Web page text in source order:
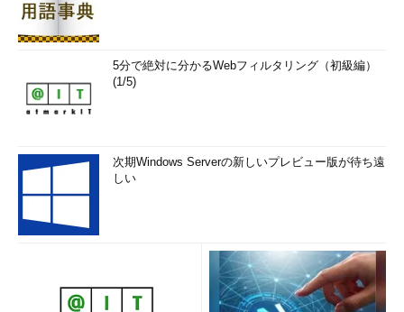
5分で絶対に分かるWebフィルタリング（初級編）
(1/5)
次期Windows Serverの新しいプレビュー版が待ち遠
しい